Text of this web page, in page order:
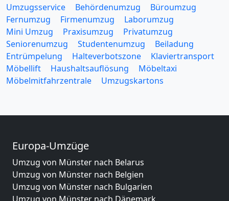
Umzugsservice Behördenumzug
Büroumzug
Fernumzug
Firmenumzug
Laborumzug
Mini Umzug
Praxisumzug
Privatumzug
Seniorenumzug
Studentenumzug
Beiladung
Entrümpelung
Halteverbotszone
Klaviertransport
Möbellift
Haushaltsauflösung
Möbeltaxi
Möbelmitfahrzentrale
Umzugskartons
Europa-Umzüge
Umzug von Münster nach Belarus
Umzug von Münster nach Belgien
Umzug von Münster nach Bulgarien
Umzug von Münster nach Dänemark